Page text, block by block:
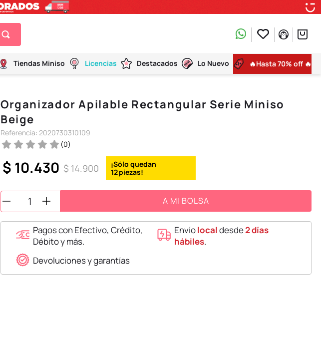
Tiendas Miniso Licencias Destacados Lo Nuevo 🔥Hasta 70% off 🔥
Organizador Apilable Rectangular Serie Miniso
Beige
Referencia: 2020730310109
(0)
$14.900
$ 10.430 12
A MI BOLSA
Pagos con Efectivo, Crédito,
Débito y más.
Envíolocaldesde2 días
hábiles.
Devoluciones y garantías